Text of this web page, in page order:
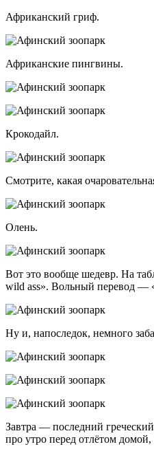
Африканский гриф.
Африканские пингвины.
Крокодайл.
Смотрите, какая
Олень.
Вот это вообще шедевр. На
wild ass». Вольный перевод —
Ну и, напоследок, немного
Завтра — последний
про утро перед отлётом